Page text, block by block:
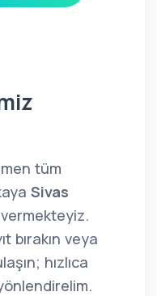
tüm
Sivas
bırakın veya
hızlıca